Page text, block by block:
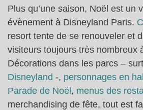
Plus qu’une saison, Noël est un
évènement à Disneyland Paris.
resort tente de se renouveler et
visiteurs toujours très nombreux
Décorations dans les parcs –
Disneyland -, personnages en
Parade de Noël , menus des
merchandising de fête, tout est